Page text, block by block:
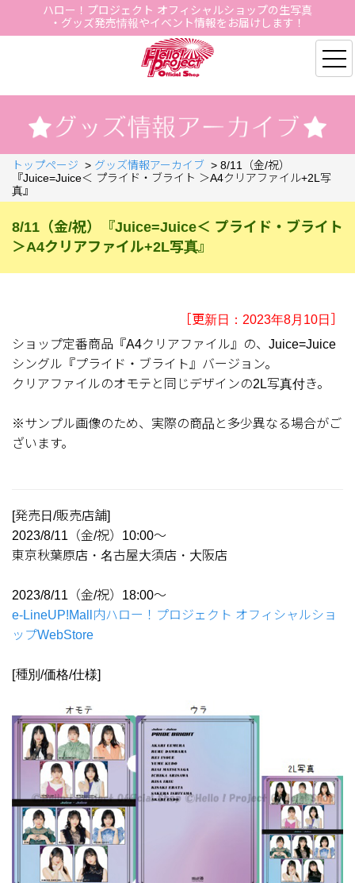
ハロー！プロジェクト オフィシャルショップの生写真
・グッズ発売情報やイベント情報をお届けします！
Hello Project Official
トップページ > グッズ情報アーカイブ > 8/11（金/祝）
『Juice=Juice＜ プライド・ブライト ＞A4クリアファイル+2L写
真』
8/11（金/祝）『Juice=Juice＜ プライド・ブライト
＞A4クリアファイル+2L写真』
［更新日：2023年8月10日］
ショップ定番商品『A4クリアファイル』の、Juice=Juice
シングル『プライド・ブライト』バージョン。
クリアファイルのオモテと同じデザインの2L写真付き。
※サンプル画像のため、実際の商品と多少異なる場合がご
ざいます。
[発売日/販売店舗]
2023/8/11（金/祝）10:00～
東京秋葉原店・名古屋大須店・大阪店
2023/8/11（金/祝）18:00～
e-LineUP!Mall内ハロー！プロジェクト オフィシャルショ
ップWebStore
[種別/価格/仕様]